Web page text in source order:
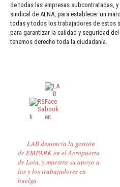
de todas las empresas subcontratadas,
sindical de AENA, para establecer un
todas y todos los trabajadores de estos
para garantizar la calidad y seguridad
tenemos derecho toda la ciudadanía.
LAB denuncia la gestión
de EMPARK en el Aeropuerto
de Loiu, y muestra su apoyo a
las y los trabajadores en
huelga